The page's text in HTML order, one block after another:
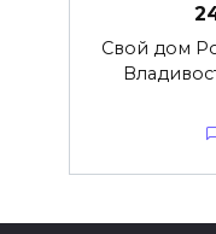
Свой дом